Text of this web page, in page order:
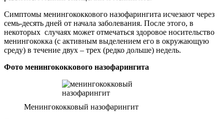
Симптомы менингококкового назофарингита исчезают через
семь-десять дней от начала заболевания. После этого, в
некоторых случаях может отмечаться здоровое носительство
менингококка (с активным выделением его в окружающую
среду) в течение двух – трех (редко дольше) недель.
Фото менингококкового назофарингита
Менингококковый назофарингит